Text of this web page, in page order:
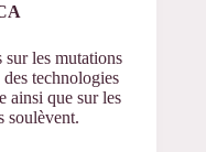
les mutations
technologies
ainsi que sur les
soulèvent.